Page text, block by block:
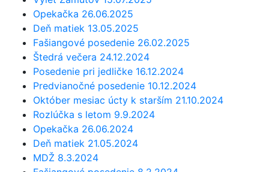
Opekačka 26.06.2025
Deň matiek 13.05.2025
Fašiangové posedenie 26.02.2025
Štedrá večera 24.12.2024
Posedenie pri jedličke 16.12.2024
Predvianočné posedenie 10.12.2024
Október mesiac úcty k starším 21.10.2024
Rozlúčka s letom 9.9.2024
Opekačka 26.06.2024
Deň matiek 21.05.2024
MDŽ 8.3.2024